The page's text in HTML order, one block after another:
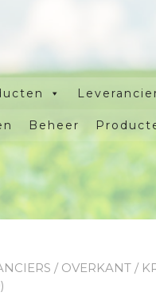
Beheer
/ OVERKANT /